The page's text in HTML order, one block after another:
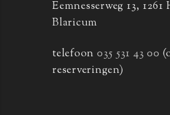
Eemnesserweg 13, 1261
Blaricum
telefoon 035 531 43 00
reserveringen)